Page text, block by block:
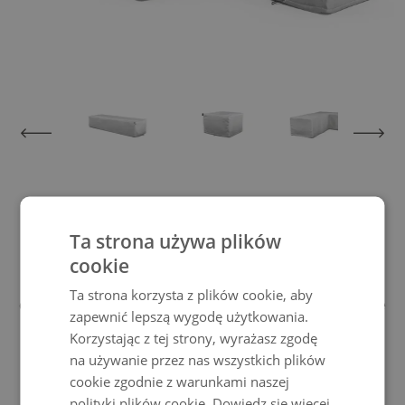
chronisz swoje meble przed złą pogodą, ale
także promujesztrwałość Twoich mebli
ogrodowych Living Zone.
Pokrowce na meble ogrodowe, które stawiają czoła każdej pogodzie
Ta strona używa plików
cookie
Ta strona korzysta z plików cookie, aby
zapewnić lepszą wygodę użytkowania.
Korzystając z tej strony, wyrażasz zgodę
na używanie przez nas wszystkich plików
cookie zgodnie z warunkami naszej